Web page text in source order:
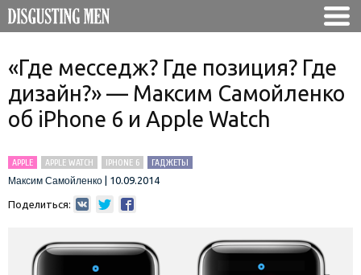
«Где месседж? Где позиция? Где
дизайн?» — Максим Самойленко
об iPhone 6 и Apple Watch
APPLE APPLE WATCH IPHONE 6
ГАДЖЕТЫ
Максим Самойленко
10.09.2014
Поделиться: